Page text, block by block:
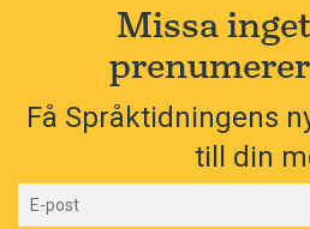
Missa
Få Språktidningens
till din